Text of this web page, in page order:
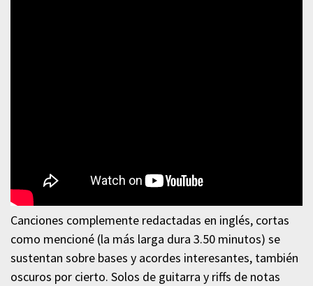
Canciones complemente redactadas en inglés, cortas
como mencioné (la más larga dura 3.50 minutos) se
sustentan sobre bases y acordes interesantes, también
oscuros por cierto. Solos de guitarra y riffs de notas